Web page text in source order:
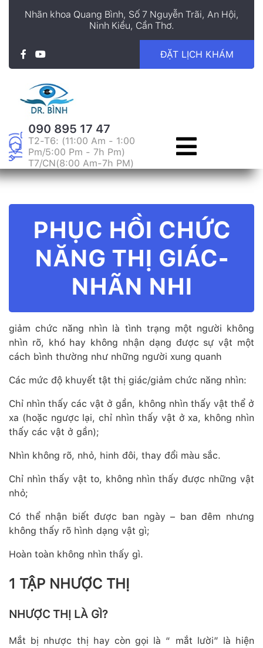
Nhãn khoa Quang Bình, Số 7 Nguyễn Trãi, An Hội,
Ninh Kiều, Cần Thơ.
ĐẶT LỊCH KHÁM
090 895 17 47
T2-T6: (11:00 Am - 1:00
Pm/5:00 Pm - 7h Pm)
T7/CN(8:00 Am-7h PM)
PHỤC HỒI CHỨC
NĂNG THỊ GIÁC-
NHÃN NHI
giảm chức năng nhìn là tình trạng một người không
nhìn rõ, khó hay không nhận dạng được sự vật một
cách bình thường như những người xung quanh
Các mức độ khuyết tật thị giác/giảm chức năng nhìn:
Chỉ nhìn thấy các vật ở gần, không nhìn thấy vật thể ở
xa (hoặc ngược lại, chỉ nhìn thấy vật ở xa, không nhìn
thấy các vật ở gần);
Nhìn không rõ, nhỏ, hinh đôi, thay đổi màu sắc.
Chỉ nhìn thấy vật to, không nhìn thấy được những vật
nhỏ;
Có thể nhận biết được ban ngày – ban đêm nhưng
không thấy rõ hình dạng vật gì;
Hoàn toàn không nhìn thấy gì.
1 TẬP NHƯỢC THỊ
NHƯỢC THỊ LÀ GÌ?
Mắt bị nhược thị hay còn gọi là “ mắt lười” là hiện